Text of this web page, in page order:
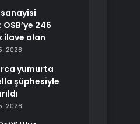
246
ilave alan
2026
yumurta
şüphesiyle
2026